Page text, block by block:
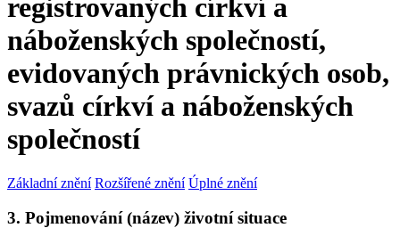
registrovaných církví a
náboženských společností,
evidovaných právnických osob,
svazů církví a náboženských
společností
Základní znění Rozšířené znění Úplné znění
3. Pojmenování (název) životní situace